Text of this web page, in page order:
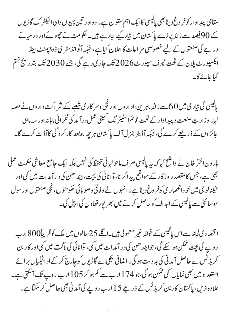
مقامی پیداوار کو فروغ دینا بھی پالیسی کا ایک اہم ستون ہے۔ دو اور تین پہیوں والی الیکٹرک گاڑیوں
کے 90 فیصد سے زائد پرزے پاکستان میں تیار کیے جا رہے ہیں۔ حکومت نے چھوٹے اور درمیانے
درجے کی صنعتوں کے لیے خصوصی مراعات کا اعلان کیا ہے، جبکہ آٹو انڈسٹری ڈویلپمنٹ اینڈ
ایکسپورٹ پلان کے تحت ٹیرف سپورٹ 2026 تک جاری رہے گی، جسے 2030 تک بتدریج ختم
کیا جائے گا۔
پالیسی کی تیاری میں 60 سے زائد ماہرین، اداروں اور نجی و سرکاری شعبے کے شراکت داروں نے حصہ
لیا۔ وزارتِ صنعت و پیداوار کے تحت قائم اسٹیئرنگ کمیٹی عمل درآمد کی نگرانی ماہانہ اور سہ ماہی
جائزوں کے ذریعے کرے گی، جبکہ آڈیٹر جنرل آف پاکستان ہر چھ ماہ بعد کارکردگی کا آڈٹ کرے گا۔
ہارون اختر خان نے واضح کیا کہ یہ پالیسی صرف ماحولیاتی تحفظ کی نہیں بلکہ ایک جامع معاشی حکمت عملی
بھی ہے، جس کا مقصد روزگار کے مواقع پیدا کرنا، توانائی کی بچت، ایندھن کی درآمدات میں کمی اور
ٹیکنالوجی میں خود انحصاری کو فروغ دینا ہے۔ انہوں نے وفاقی و صوبائی حکومتوں، نجی صنعتوں اور سول
سوسائٹی سے پالیسی کے اہداف کو حاصل کرنے میں بھرپور تعاون کی اپیل کی۔
اقتصادی لحاظ سے اس پالیسی کے فوائد غیر معمولی ہیں۔ اگلے 25 سالوں میں ملک کو قریباً 800 ارب
روپے کی بچت ممکن ہو سکے گی، جو ایندھن کی درآمدات میں کمی، توانائی کی لاگت میں کمی اور کاربن
کریڈٹس سے حاصل آمدنی کی بدولت ہوگی۔ اضافی بجلی سے گاڑیوں کو چارج کر کےادائیگیاں برائے
استعداد میں بھی نمایاں کمی ممکن ہوگی، جو 174 ارب سے کم ہو کر 105 ارب روپے تک آ سکتی ہے۔
علاوہ ازیں، پاکستان کاربن کریڈٹس کے ذریعے 15 ارب روپے کی آمدنی بھی حاصل کر سکتا ہے۔